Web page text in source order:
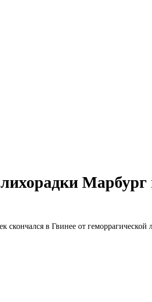
Марбург
в Гвинее от геморрагической